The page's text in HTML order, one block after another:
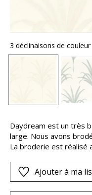
3 déclinaisons de couleur
Daydream est un très
large. Nous avons
La broderie est réalisé
effet aérien et une très
Ajouter à ma